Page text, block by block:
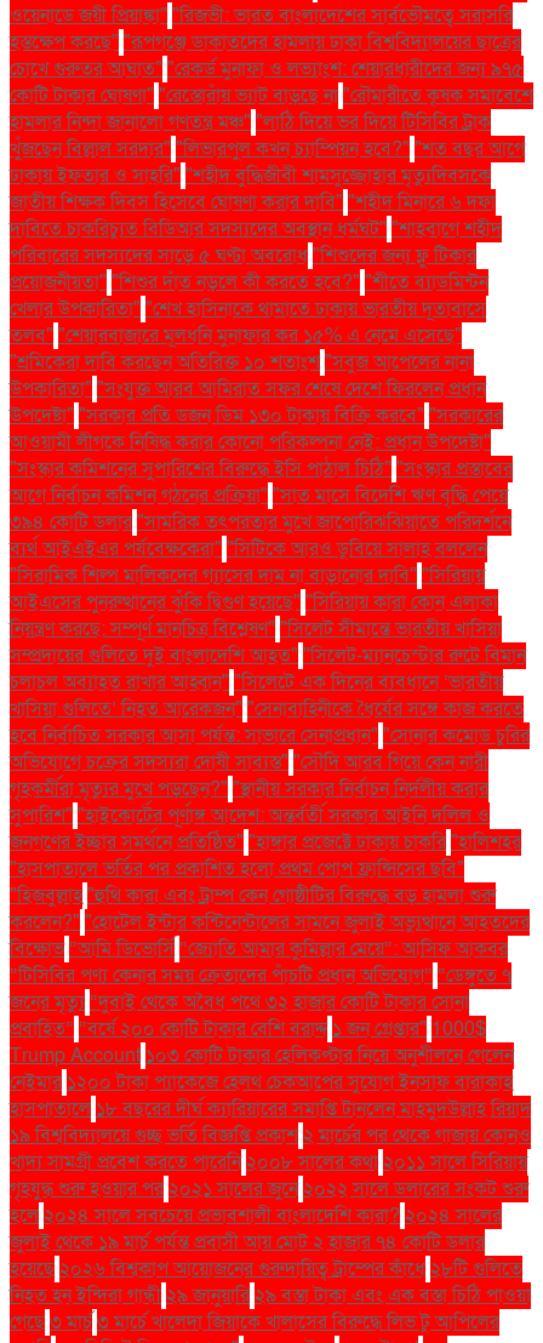
ওয়েনাডে জয়ী প্রিয়াঙ্কা" "রিজভী: ভারত বাংলাদেশের সার্বভৌমত্বে সরাসরি
হস্তক্ষেপ করছে" "রূপগঞ্জে ডাকাতদের হামলায় ঢাকা বিশ্ববিদ্যালয়ের ছাত্রের
চোখে গুরুতর আঘাত" "রেকর্ড মুনাফা ও লভ্যাংশ: শেয়ারধারীদের জন্য ৯৭৫
কোটি টাকার ঘোষণা" "রেস্তোরাঁয় ভ্যাট বাড়ছে না"রৌমারীতে কৃষক সমাবেশে
হামলার নিন্দা জানালো গণতন্ত্র মঞ্চ" "লাঠি দিয়ে ভর দিয়ে টিসিবির ট্রাক
খুঁজছেন বিল্লাল সরদার" "লিভারপুল কখন চ্যাম্পিয়ন হবে?" "শত বছর আগে
ঢাকায় ইফতার ও সাহ্‌রি" "শহীদ বুদ্ধিজীবী শামসুজ্জোহার মৃত্যুদিবসকে
জাতীয় শিক্ষক দিবস হিসেবে ঘোষণা করার দাবি" "শহীদ মিনারে ৬ দফা
দাবিতে চাকরিচ্যুত বিডিআর সদস্যদের অবস্থান ধর্মঘট" "শাহবাগে শহীদ
পরিবারের সদস্যদের সাড়ে ৫ ঘণ্টা অবরোধ"শিশুদের জন্য ফ্লু টিকার
প্রয়োজনীয়তা" "শিশুর দাঁত নড়লে কী করতে হবে?" "শীতে ব্যাডমিন্টন
খেলার উপকারিতা" "শেখ হাসিনাকে থামাতে ঢাকায় ভারতীয় দূতাবাসে
তলব" "শেয়ারবাজারে মূলধনি মুনাফার কর ১৫% এ নেমে এসেছে"
"শ্রমিকেরা দাবি করছেন অতিরিক্ত ১০ শতাংশ"সবুজ আপেলের নানা
উপকারিতা" "সংযুক্ত আরব আমিরাত সফর শেষে দেশে ফিরলেন প্রধান
উপদেষ্টা" "সরকার প্রতি ডজন ডিম ১৩০ টাকায় বিক্রি করবে" "সরকারের
আওয়ামী লীগকে নিষিদ্ধ করার কোনো পরিকল্পনা নেই: প্রধান উপদেষ্টা"
"সংস্কার কমিশনের সুপারিশের বিরুদ্ধে ইসি পাঠাল চিঠি" "সংস্কার প্রস্তাবের
আগে নির্বাচন কমিশন গঠনের প্রক্রিয়া" "সাত মাসে বিদেশি ঋণ বৃদ্ধি পেয়ে
৩৯৪ কোটি ডলার"সামরিক তৎপরতার মুখে জাপোরিঝঝিয়াতে পরিদর্শনে
ব্যর্থ আইএইএর পর্যবেক্ষকেরা" "সিটিকে আরও ডুবিয়ে সালাহ বললেন
"সিরামিক শিল্প মালিকদের গ্যাসের দাম না বাড়ানোর দাবি" "সিরিয়ায়
আইএসের পুনরুত্থানের ঝুঁকি দ্বিগুণ হয়েছে" "সিরিয়ায় কারা কোন এলাকা
নিয়ন্ত্রণ করছে: সম্পূর্ণ মানচিত্র বিশ্লেষণ" "সিলেট সীমান্তে ভারতীয় খাসিয়া
সম্প্রদায়ের গুলিতে দুই বাংলাদেশি আহত" "সিলেট-ম্যানচেস্টার রুটে বিমান
চলাচল অব্যাহত রাখার আহ্বান" "সিলেটে এক দিনের ব্যবধানে ‘ভারতীয়
খাসিয়া গু‌লিতে’ নিহত আরেকজন" "সেনাবাহিনীকে ধৈর্যের সঙ্গে কাজ করতে
হবে নির্বাচিত সরকার আসা পর্যন্ত: সাভারে সেনাপ্রধান" "সোনার কমোড চুরির
অভিযোগে চক্রের সদস্যরা দোষী সাব্যস্ত" "সৌদি আরব গিয়ে কেন নারী
গৃহকর্মীরা মৃত্যুর মুখে পড়ছেন?" "স্থানীয় সরকার নির্বাচন নির্দলীয় করার
সুপারিশ" "হাইকোর্টের পূর্ণাঙ্গ আদেশ: অন্তর্বর্তী সরকার আইনি দলিল ও
জনগণের ইচ্ছার সমর্থনে প্রতিষ্ঠিত" "হাঙ্গার প্রজেক্টে ঢাকায় চাকরি"হালিশহর
"হাসপাতালে ভর্তির পর প্রকাশিত হলো প্রথম পোপ ফ্রান্সিসের ছবি"
"হিজবুল্লাহ"হুথি কারা এবং ট্রাম্প কেন গোষ্ঠীটির বিরুদ্ধে বড় হামলা শুরু
করলেন?" "হোটেল ইন্টার কন্টিনেন্টালের সামনে জুলাই অভ্যুত্থানে আহতদের
বিক্ষোভ “আমি ডিভোর্সি “জ্যোতি আমার কুমিল্লার মেয়ে”: আসিফ আকবর
“টিসিবির পণ্য কেনার সময় ক্রেতাদের পাঁচটি প্রধান অভিযোগ” “ডেঙ্গুতে ৭
জনের মৃত্যু “দুবাই থেকে অবৈধ পথে ৩২ হাজার কোটি টাকার সোনা
প্রবাহিত” “বর্ষে ২০০ কোটি টাকার বেশি বরাদ্দ ১ জন গ্রেপ্তার" 1000$
Trump Account ১০৩ কোটি টাকার হেলিকপ্টার নিয়ে অনুশীলনে গেলেন
নেইমার ১২০০ টাকা প্যাকেজে হেলথ চেকআপের সুযোগ ইনসাফ বারাকাহ
হাসপাতালে ১৮ বছরের দীর্ঘ ক্যারিয়ারের সমাপ্তি টানলেন মাহমুদউল্লাহ রিয়াদ
১৯ বিশ্ববিদ্যালয়ে গুচ্ছ ভর্তি বিজ্ঞপ্তি প্রকাশ ২ মার্চের পর থেকে গাজায় কোনও
খাদ্য সামগ্রী প্রবেশ করতে পারেনি ২০০৮ সালের কথা ২০১১ সালে সিরিয়ায়
গৃহযুদ্ধ শুরু হওয়ার পর ২০২১ সালের জুনে ২০২২ সালে ডলারের সংকট শুরু
হলে ২০২৪ সালে সবচেয়ে প্রভাবশালী বাংলাদেশি কারা? ২০২৪ সালের
জুলাই থেকে ১৯ মার্চ পর্যন্ত প্রবাসী আয় মোট ২ হাজার ৭৪ কোটি ডলার
হয়েছে ২০২৬ বিশ্বকাপ আয়োজনের গুরুদায়িত্ব ট্রাম্পের কাঁধে ২৮টি গুলিতে
নিহত হন ইন্দিরা গান্ধী ২৯ জানুয়ারি ২৯ বস্তা টাকা এবং এক বস্তা চিঠি পাওয়া
গেছে৩ মার্চ৩ মার্চে খালেদা জিয়াকে খালাসের বিরুদ্ধে লিভ টু আপিলের